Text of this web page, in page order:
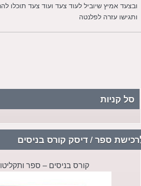
ובצעד אמיץ שיוביל לעוד צעד ועוד צעד תוכלו
ותגישו עזרה לפלנטה
סל קניות
ספר / דיסק קורס בניסים
קורס בניסים – ספר